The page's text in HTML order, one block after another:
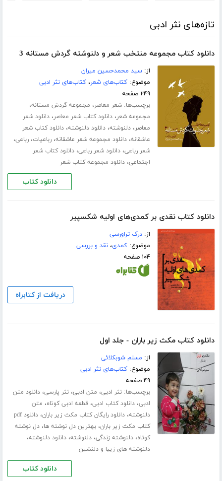
تازه‌های نثر ادبی
دانلود کتاب مجموعه منتخب شعر و دلنوشته گردش مستانه 3
از:سید محمدحسین میران
موضوع:کتاب‌های شعر،کتاب‌های نثر ادبی
۲۴۹ صفحه
برچسب‌ها:شعر معاصر، مجموعه گردش مستانه،
مجموعه شعر،دانلود کتاب شعر معاصر،دانلود شعر
معاصر،دلنوشته،دانلود دلنوشته،دانلود کتاب شعر
عاشقانه،دانلود مجموعه شعر عاشقانه،رباعیات،رباعی،
شعر رباعی،دانلود شعر رباعی،دانلود کتاب شعر
اجتماعی،دانلود مجموعه کتاب شعر
دانلود کتاب
دانلود کتاب نقدی بر کمدی‌های اولیه شکسپیر
از:درک تراورسی
موضوع:کمدی،نقد و بررسی
۱۰۴ صفحه
دریافت از کتابراه
دانلود کتاب مکث زیر باران - جلد اول
از: مسلم شوبکلائی
موضوع:کتاب‌های نثر ادبی
۴۹ صفحه
برچسب‌ها:نثر ادبی، متن ادبی،نثر پارسی،دانلود متن
ادبی،دانلود کتاب ادبی، قطعه ادبی کوتاه، متن
دلنوشته،دانلود رایگان کتاب مکث زیر باران،
دانلود pdf
کتاب مکث زیر باران،بهترین دل نوشته ها،دل نوشته
کوتاه،دلنوشته زندگی،دلنوشته،دانلود دلنوشته،
دلنوشته های زیبا و دلنشین
دانلود کتاب